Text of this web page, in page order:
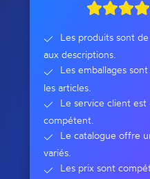
Les produits sont
aux descriptions.
Les emballages
les articles.
Le service client
compétent.
Le catalogue offre
variés.
Les prix sont